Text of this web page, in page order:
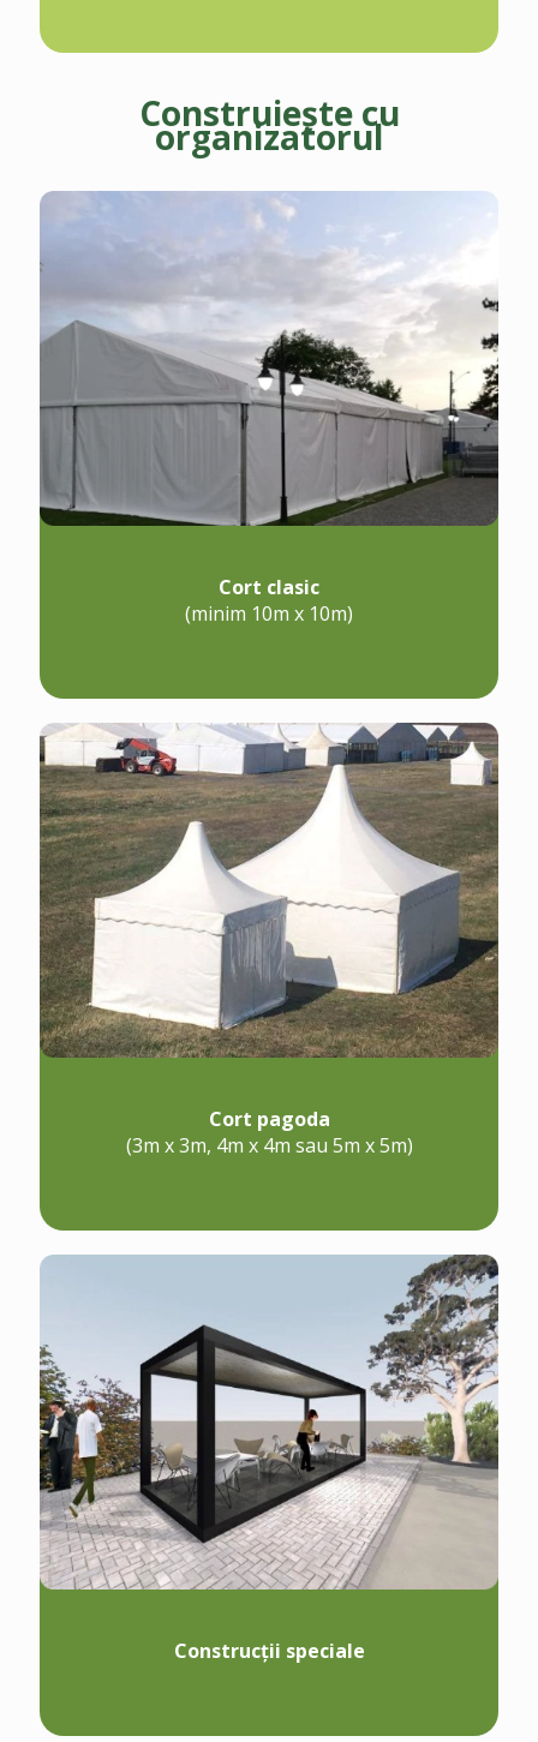
Construiește cu
organizatorul
Cort clasic
(minim 10m x 10m)
Cort pagoda
(3m x 3m, 4m x 4m sau 5m x 5m)
Construcții speciale